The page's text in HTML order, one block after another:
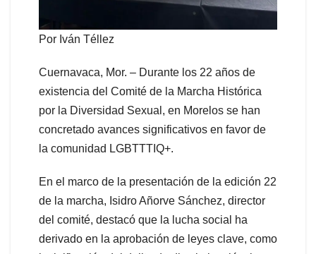
Por Iván Téllez
Cuernavaca, Mor. – Durante los 22 años de
existencia del Comité de la Marcha Histórica
por la Diversidad Sexual, en Morelos se han
concretado avances significativos en favor de
la comunidad LGBTTTIQ+.
En el marco de la presentación de la edición 22
de la marcha, Isidro Añorve Sánchez, director
del comité, destacó que la lucha social ha
derivado en la aprobación de leyes clave, como